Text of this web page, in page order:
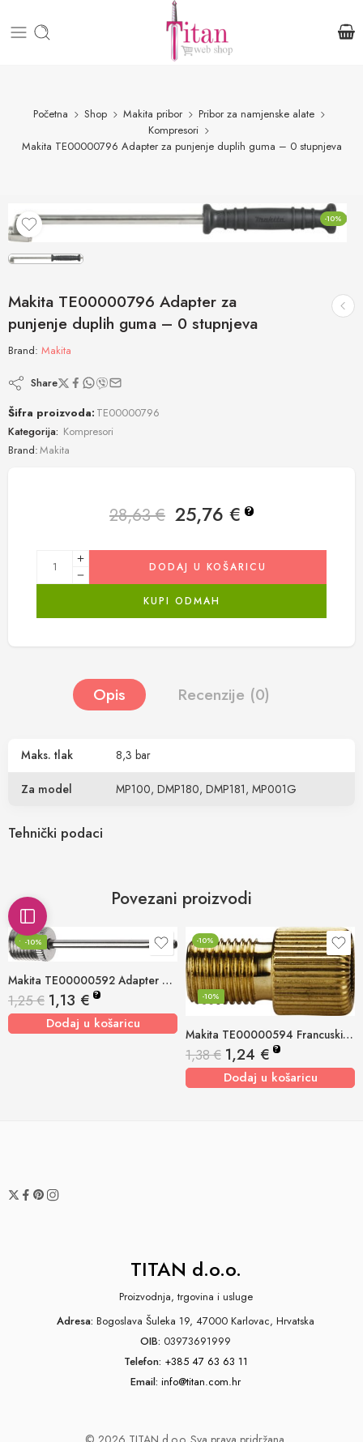
Početna Shop Makita pribor
Pribor za namjenske alate
Kompresori
Makita TE00000796 Adapter za punjenje duplih guma – 0 stupnjeva
-10%
Makita TE00000796 Adapter za
punjenje duplih guma – 0 stupnjeva
Brand: Makita
Share
Šifra proizvoda: TE00000796
Kategorija: Kompresori
Brand:Makita
28,63€ 25,76 € ?
DODAJ U KOŠARICU
KUPI ODMAH
Opis Recenzije (0)
Tehnički podaci
Maks. tlak 8,3 bar
Za model MP100, DMP180, DMP181, MP001G
Povezani proizvodi
-10%
Makita TE00000592 Adapter za lopte
-10%
1,25€ 1,13 € ?
Dodaj u košaricu
-10%
Makita TE00000594 Francuski adapter
-10%
1,38€ 1,24 € ?
Dodaj u košaricu
TITAN d.o.o.
Proizvodnja, trgovina i usluge
Adresa: Bogoslava Šuleka 19, 47000 Karlovac, Hrvatska
OIB: 03973691999
Telefon: +385 47 63 63 11
Email: info@titan.com.hr